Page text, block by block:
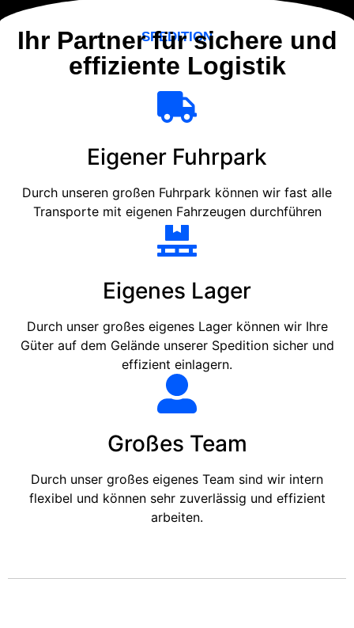
SPEDITION
Ihr Partner für sichere und
effiziente Logistik
Eigener Fuhrpark
Durch unseren großen Fuhrpark können wir fast alle
Transporte mit eigenen Fahrzeugen durchführen
Eigenes Lager
Durch unser großes eigenes Lager können wir Ihre
Güter auf dem Gelände unserer Spedition sicher und
effizient einlagern.
Großes Team
Durch unser großes eigenes Team sind wir intern
flexibel und können sehr zuverlässig und effizient
arbeiten.